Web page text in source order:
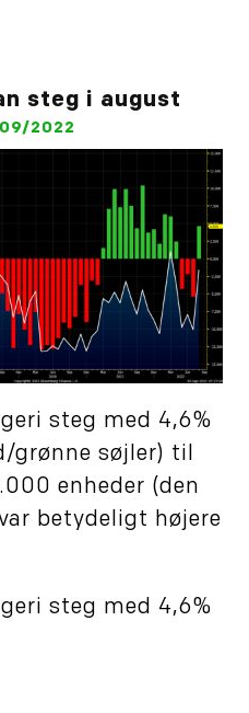
steg i august
2022
steg med 4,6%
grønne søjler) til
enheder (den
betydeligt højere
steg med 4,6%